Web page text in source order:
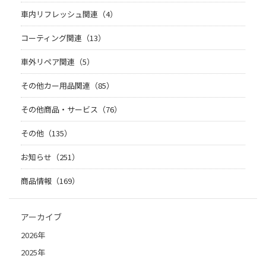
車内リフレッシュ関連（4）
コーティング関連（13）
車外リペア関連（5）
その他カー用品関連（85）
その他商品・サービス（76）
その他（135）
お知らせ（251）
商品情報（169）
アーカイブ
2026年
2025年